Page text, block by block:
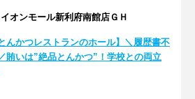
オンモール新利府南館店ＧＨ
とんかつレストランのホール】＼履歴書不
賄いは”絶品とんかつ”！学校との両立